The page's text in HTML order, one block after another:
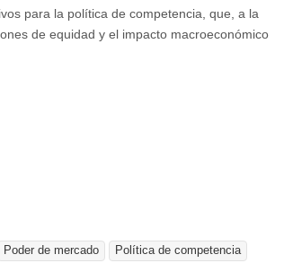
para la política de competencia, que, a la
de equidad y el impacto macroeconómico
Poder de mercado
Política de competencia